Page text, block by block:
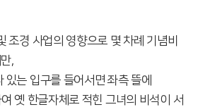
조경 사업의 영향으로 몇 차례 기념비
,
있는 입구를 들어서면 좌측 뜰에
옛 한글자체로 적힌 그녀의 비석이 서